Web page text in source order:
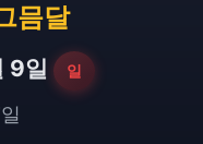
믐달
9일 일